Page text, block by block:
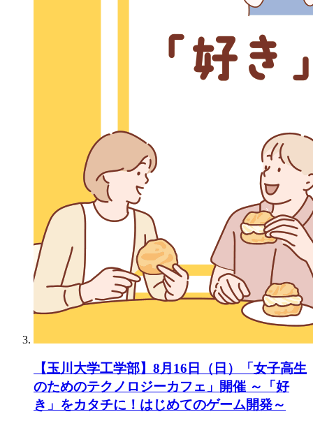
【玉川大学工学部】8月16日（日）「女子高生
のためのテクノロジーカフェ」開催 ～「好
き」をカタチに！はじめてのゲーム開発～